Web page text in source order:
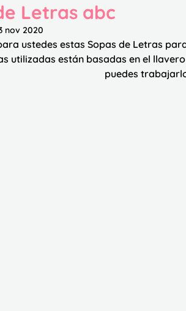
Letras abc
nov 2020
ustedes estas Sopas de Letras
utilizadas están basadas en el
puedes